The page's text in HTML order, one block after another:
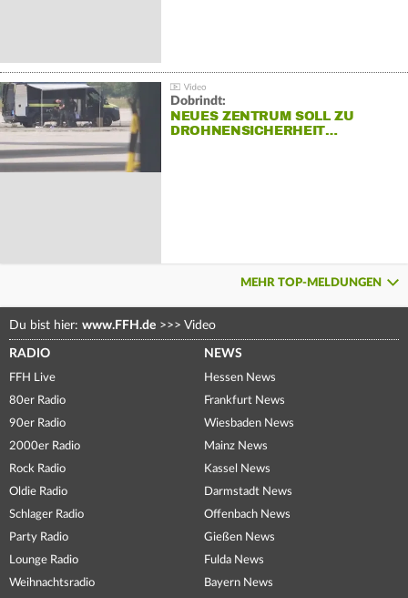
Dobrindt:
NEUES ZENTRUM SOLL ZU
DROHNENSICHERHEIT…
MEHR TOP-MELDUNGEN
Du bist hier: www.FFH.de >>> Video
RADIO
FFH Live
80er Radio
90er Radio
2000er Radio
Rock Radio
Oldie Radio
Schlager Radio
Party Radio
Lounge Radio
Weihnachtsradio
NEWS
Hessen News
Frankfurt News
Wiesbaden News
Mainz News
Kassel News
Darmstadt News
Offenbach News
Gießen News
Fulda News
Bayern News